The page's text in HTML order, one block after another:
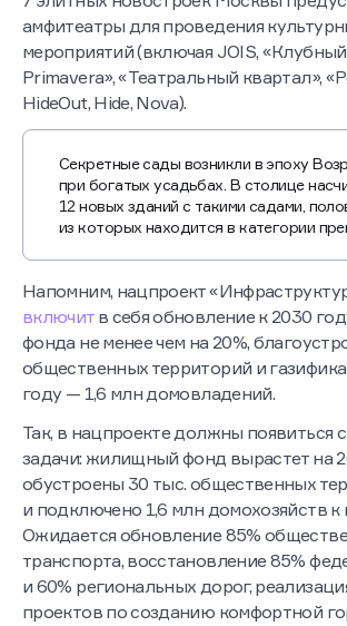
амфитеатры для проведения
мероприятий (включая JOIS,
Primavera», «Театральный квартал»,
HideOut, Hide, Nova).
Секретные сады возникли в эпоху
при богатых усадьбах. В столице
12 новых зданий с такими садами,
из которых находится в категории
Напомним, нацпроект
включитв себя обновление к 2030
фонда не менее чем на 20%,
общественных территорий и
году — 1,6 млн домовладений.
Так, в нацпроекте должны появиться
задачи: жилищный фонд вырастет на
обустроены 30 тыс. общественных
и подключено 1,6 млн домохозяйств к
Ожидается обновление 85%
транспорта, восстановление 85%
и 60% региональных дорог,
проектов по созданию комфортной